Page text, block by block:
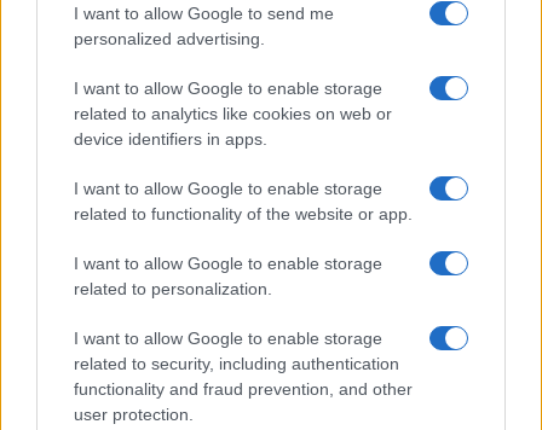
I want to allow Google to send me
personalized advertising.
I want to allow Google to enable storage
related to analytics like cookies on web or
device identifiers in apps.
I want to allow Google to enable storage
related to functionality of the website or app.
I want to allow Google to enable storage
related to personalization.
I want to allow Google to enable storage
related to security, including authentication
functionality and fraud prevention, and other
user protection.
Incidente sulla strada provinciale ad Arzachena,
un ferito
Sangue, musica e solidarietà con Avis Olbia al
Delta Center
Meteo Olbia 9 agosto, temperature in calo
Salmo finisce in ospedale a Catania, ma il tour
va avanti: “Sicilia, ci sono”